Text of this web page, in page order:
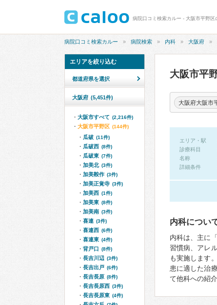
病院口コミ検索カルー - 大阪市平野
病院口コミ検索カルー 病院検索 内科 大阪府
大阪市平
大阪府大阪市
エリア・駅
診療科目
名称
詳細条件
内科につい
内科は、主に
習慣病、アレ
も実施します
患に適した治
て他科への紹
エリアを絞り込む
都道府県を選択
大阪府 (5,451件)
大阪市すべて (2,216件)
大阪市平野区 (144件)
瓜破 (11件)
瓜破西 (8件)
瓜破東 (7件)
加美北 (3件)
加美鞍作 (3件)
加美正覚寺 (3件)
加美西 (1件)
加美東 (8件)
加美南 (3件)
喜連 (3件)
喜連西 (6件)
喜連東 (4件)
背戸口 (8件)
長吉川辺 (3件)
長吉出戸 (6件)
長吉長原 (8件)
長吉長原西 (3件)
長吉長原東 (4件)